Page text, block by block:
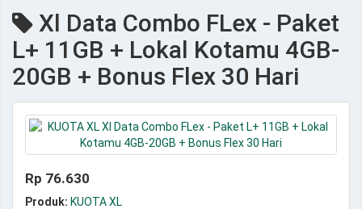
Xl Data Combo FLex - Paket
L+ 11GB + Lokal Kotamu 4GB-
20GB + Bonus Flex 30 Hari
Rp 76.630
Produk: KUOTA XL